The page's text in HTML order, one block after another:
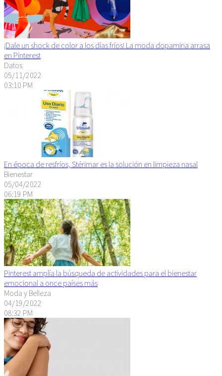
¡Dale un shock de color a los días fríos! La moda dopamina arrasa
en Pinterest
Datos
05/11/2022
03:10 PM
En época de resfríos, Stérimar es la solución en limpieza nasal
Bienestar
05/04/2022
06:19 PM
Pinterest amplía la búsqueda de actividades para el bienestar
emocional a once países más
Moda y Belleza
04/19/2022
08:32 PM